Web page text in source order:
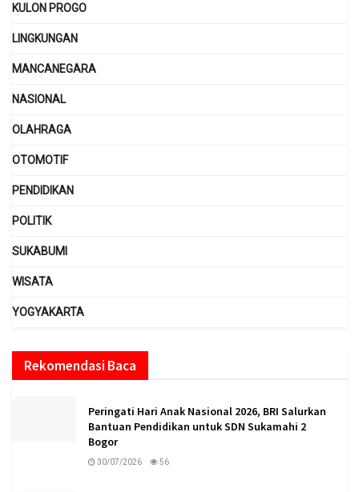
KULON PROGO
LINGKUNGAN
MANCANEGARA
NASIONAL
OLAHRAGA
OTOMOTIF
PENDIDIKAN
POLITIK
SUKABUMI
WISATA
YOGYAKARTA
Rekomendasi Baca
Peringati Hari Anak Nasional 2026, BRI Salurkan
Bantuan Pendidikan untuk SDN Sukamahi 2
Bogor
30/07/2026 56